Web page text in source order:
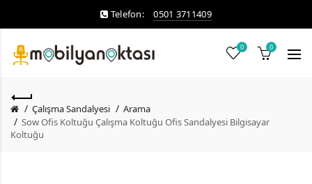
Telefon: 0501 3711409
0 0
Çalışma Sandalyesi
Arama
Sow Ofis Koltuğu Çalışma Koltuğu Ofis Sandalyesi Bilgisayar
Koltuğu